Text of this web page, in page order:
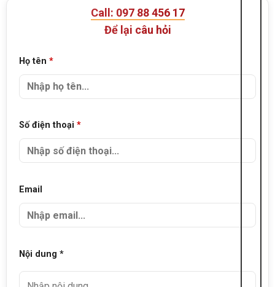
Call: 097 88 456 17
Để lại câu hỏi
Họ tên *
Số điện thoại *
Email
Nội dung *